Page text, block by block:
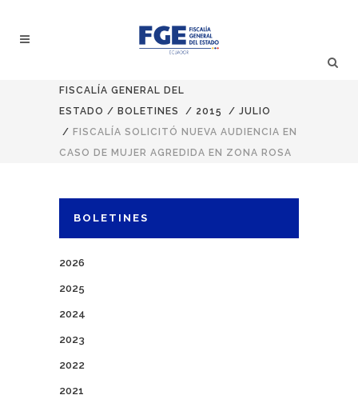
FISCALÍA GENERAL DEL
ESTADO / BOLETINES / 2015 / JULIO
/ FISCALÍA SOLICITÓ NUEVA AUDIENCIA EN
CASO DE MUJER AGREDIDA EN ZONA ROSA
BOLETINES
2026
2025
2024
2023
2022
2021